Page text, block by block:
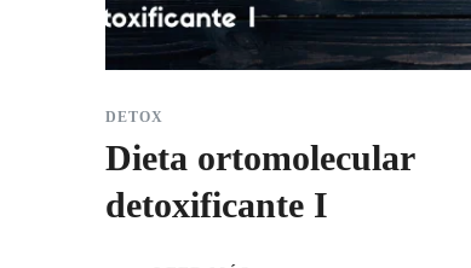
DETOX
Dieta ortomolecular
detoxificante I